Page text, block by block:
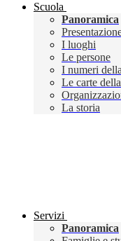
Scuola
Panoramica
I luoghi
Le persone
I numeri
Le carte
La storia
Servizi
Panoramica